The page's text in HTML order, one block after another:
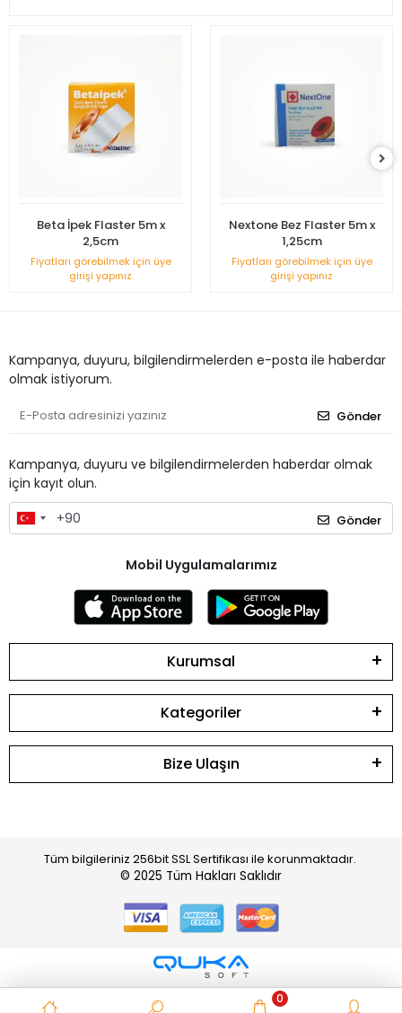
Beta İpek Flaster 5m x
2,5cm
Fiyatları görebilmek için üye
girişi yapınız
Nextone Bez Flaster 5m x
1,25cm
Fiyatları görebilmek için üye
girişi yapınız
Kampanya, duyuru, bilgilendirmelerden e-posta ile haberdar
olmak istiyorum.
Gönder
Kampanya, duyuru ve bilgilendirmelerden haberdar olmak
için kayıt olun.
Gönder
Mobil Uygulamalarımız
Kurumsal
Kategoriler
Bize Ulaşın
Tüm bilgileriniz 256bit SSL Sertifikası ile korunmaktadır.
© 2025 Tüm Hakları Saklıdır
0